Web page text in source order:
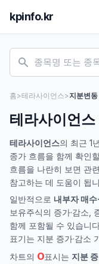
kpinfo.kr
홈>테라사이언스>지분변동
테라사이언스
테라사이언스의 최근 1
종가 흐름을 함께 확인
흐름을 나란히 보면 관
참고하는 데 도움이 됩
일반적으로 내부자 매수
보유주식의 증가·감소,
함께 포함될 수 있습니
표기는 지분 증가·감소
차트의 O표시는 지분